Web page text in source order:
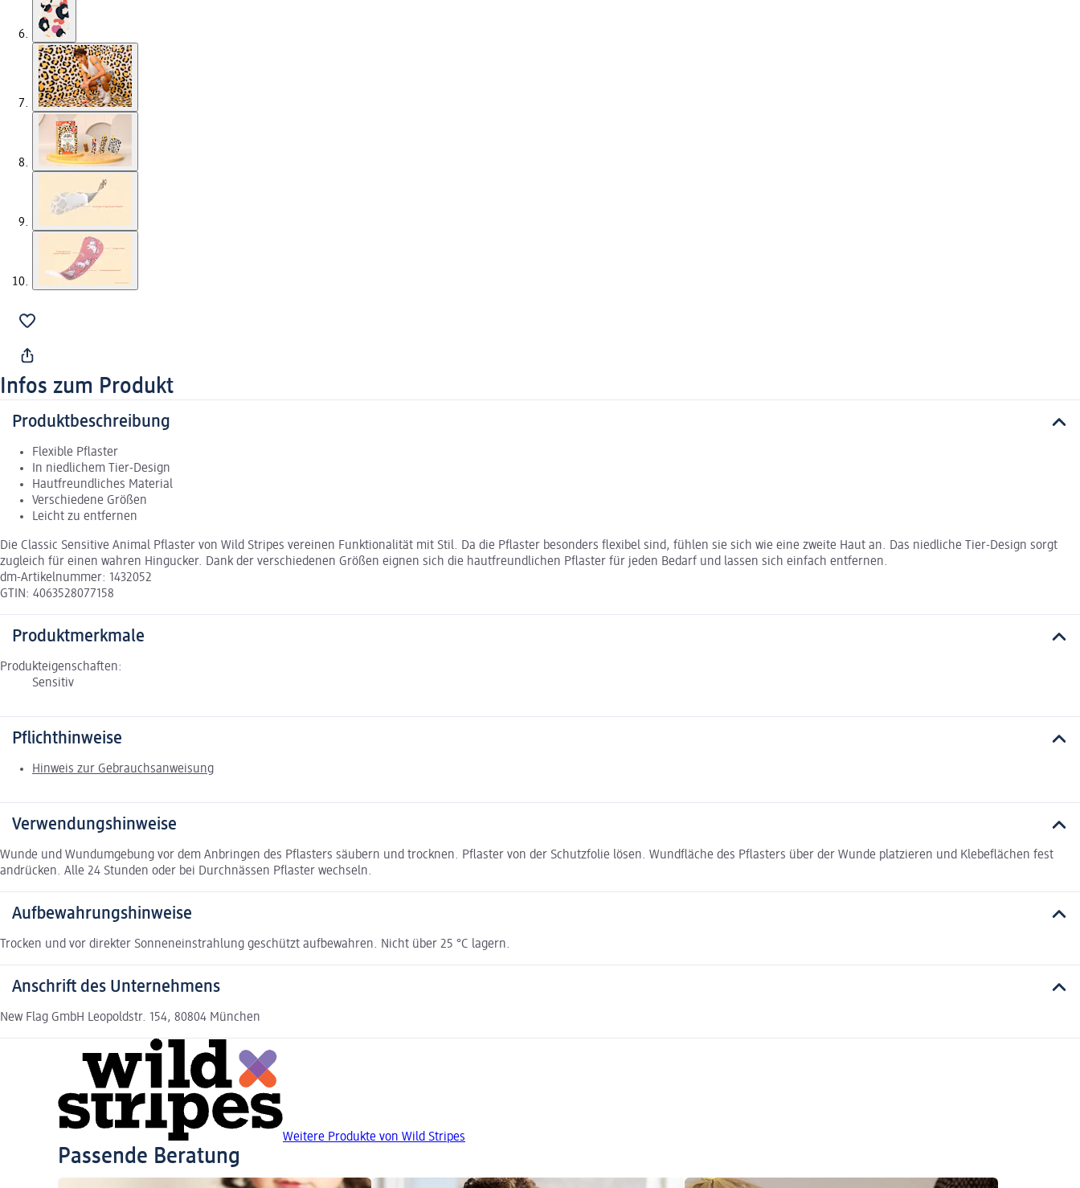
Infos zum Produkt
Produktbeschreibung
Flexible Pflaster
In niedlichem Tier-Design
Hautfreundliches Material
Verschiedene Größen
Leicht zu entfernen
Die Classic Sensitive Animal Pflaster von Wild Stripes vereinen Funktionalität mit Stil. Da die Pflaster besonders flexibel sind, fühlen sie sich wie eine zweite Haut an. Das niedliche Tier-Design sorgt
zugleich für einen wahren Hingucker. Dank der verschiedenen Größen eignen sich die hautfreundlichen Pflaster für jeden Bedarf und lassen sich einfach entfernen.
dm-Artikelnummer: 1432052
GTIN: 4063528077158
Produktmerkmale
Produkteigenschaften:
Sensitiv
Pflichthinweise
Hinweis zur Gebrauchsanweisung
Verwendungshinweise
Wunde und Wundumgebung vor dem Anbringen des Pflasters säubern und trocknen. Pflaster von der Schutzfolie lösen. Wundfläche des Pflasters über der Wunde platzieren und Klebeflächen fest
andrücken. Alle 24 Stunden oder bei Durchnässen Pflaster wechseln.
Aufbewahrungshinweise
Trocken und vor direkter Sonneneinstrahlung geschützt aufbewahren. Nicht über 25 °C lagern.
Anschrift des Unternehmens
New Flag GmbH Leopoldstr. 154, 80804 München
Weitere Produkte von Wild Stripes
Passende Beratung